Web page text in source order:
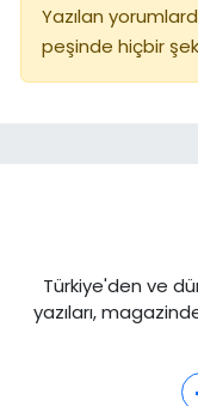
Yazılan
peşinde hiçbir
Türkiye'den ve
yazıları,